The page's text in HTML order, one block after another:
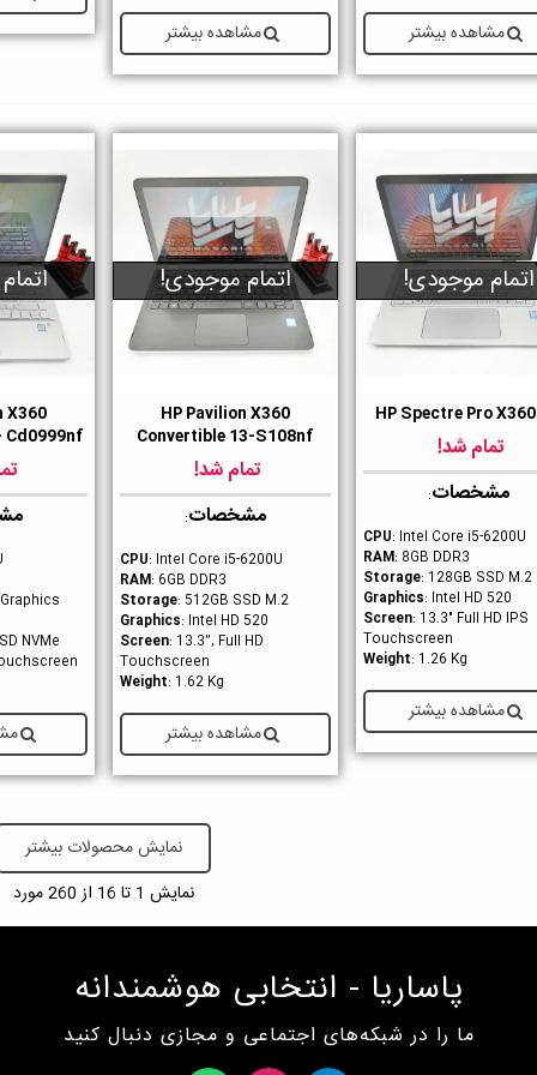
مشاهده بیشتر مشاهده بیشتر
اتمام موجودی!
داشتنHP Spectre Pro
تمام شد!
مشخصات:
CPU: Intel Core i5-6200U
RAM: 8GB DDR3
Storage: 128GB SSD M.2
Graphics: Intel HD 520
Screen: 13.3" Full HD IPS
Touchscreen
Weight: 1.26 Kg
مشاهده بیشتر
اتمام موجودی!
دوست داشتن
HP Pavilion X360
Convertible 13-S108nf
تمام شد!
مشخصات:
CPU: Intel Core i5-6200U
RAM: 6GB DDR3
Storage: 512GB SSD M.2
Graphics: Intel HD 520
Screen: 13.3”, Full HD
Touchscreen
Weight: 1.62 Kg
مشاهده بیشتر
دوست
X360
Cd0999nf
NVMe
نمایش محصولات بیشتر
نمایش 1 تا 16 از 260 مورد
پاساریا - انتخابی هوشمندانه
ما را در شبکه‌های اجتماعی و مجازی دنبال کنید